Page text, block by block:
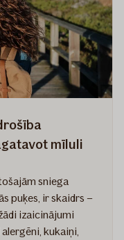
mīluli
sniega
puķes, ir skaidrs –
izaicinājumi
kukaiņi,